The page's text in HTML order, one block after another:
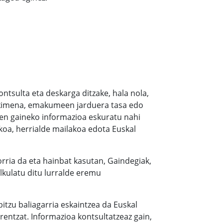
eta deskarga ditzake, hala nola,
emakumeen jarduera tasa edo
gaineko informazioa eskuratu nahi
herrialde mailakoa edota Euskal
da eta hainbat kasutan, Gaindegiak,
ditu lurralde eremu
baliagarria eskaintzea da Euskal
Informazioa kontsultatzeaz gain,